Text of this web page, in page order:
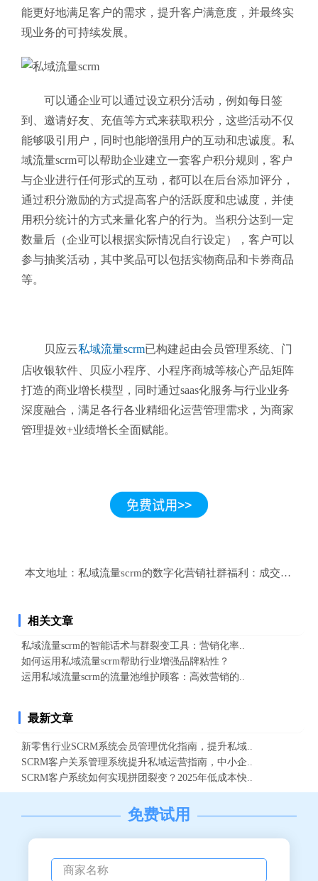
能更好地满足客户的需求，提升客户满意度，并最终实
现业务的可持续发展。
可以通企业可以通过设立积分活动，例如每日签
到、邀请好友、充值等方式来获取积分，这些活动不仅
能够吸引用户，同时也能增强用户的互动和忠诚度。私
域流量scrm可以帮助企业建立一套客户积分规则，客户
与企业进行任何形式的互动，都可以在后台添加评分，
通过积分激励的方式提高客户的活跃度和忠诚度，并使
用积分统计的方式来量化客户的行为。当积分达到一定
数量后（企业可以根据实际情况自行设定），客户可以
参与抽奖活动，其中奖品可以包括实物商品和卡券商品
等。
贝应云私域流量scrm已构建起由会员管理系统、门
店收银软件、贝应小程序、小程序商城等核心产品矩阵
打造的商业增长模型，同时通过saas化服务与行业业务
深度融合， 满足各行各业精细化运营管理需求，为商家
管理提效+业绩增长全面赋能。
本文地址： 私域流量scrm的数字化营销社群福利：成交率的有
相关文章
私域流量scrm的智能话术与群裂变工具：营销化率..
如何运用私域流量scrm帮助行业增强品牌粘性？
运用私域流量scrm的流量池维护顾客：高效营销的..
最新文章
新零售行业SCRM系统会员管理优化指南，提升私域..
SCRM客户关系管理系统提升私域运营指南，中小企..
SCRM客户系统如何实现拼团裂变？2025年低成本快..
免费试用